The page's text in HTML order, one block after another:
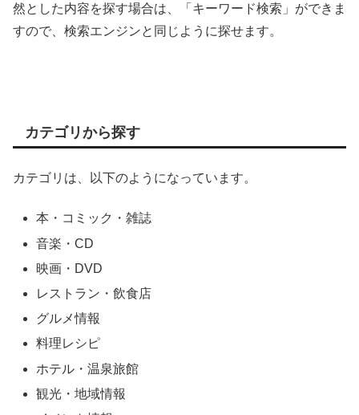
然とした内容を探す場合は、「キーワード検索」ができま
すので、検索エンジンと同じように探せます。
カテゴリから探す
カテゴリは、以下のようになっています。
本・コミック・雑誌
音楽・CD
映画・DVD
レストラン・飲食店
グルメ情報
料理レシピ
ホテル・温泉旅館
観光・地域情報